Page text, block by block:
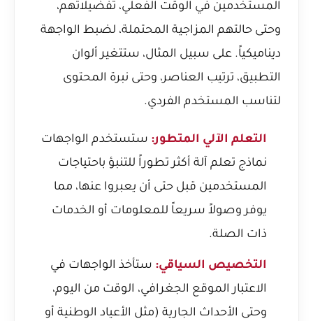
المستخدمين في الوقت الفعلي، تفضيلاتهم،
وحتى حالتهم المزاجية المحتملة، لضبط الواجهة
ديناميكياً. على سبيل المثال، ستتغير ألوان
التطبيق، ترتيب العناصر، وحتى نبرة المحتوى
لتناسب المستخدم الفردي.
التعلم الآلي المتطور: ستستخدم الواجهات
نماذج تعلم آلة أكثر تطوراً للتنبؤ باحتياجات
المستخدمين قبل حتى أن يعبروا عنها، مما
يوفر وصولاً سريعاً للمعلومات أو الخدمات
ذات الصلة.
التخصيص السياقي: ستأخذ الواجهات في
الاعتبار الموقع الجغرافي، الوقت من اليوم،
وحتى الأحداث الجارية (مثل الأعياد الوطنية أو